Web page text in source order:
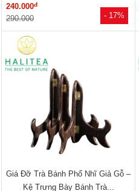
- 17%
240.000đ
290.000
Giá Đỡ Trà Bánh Phổ Nhĩ Giả Gỗ –
Kệ Trưng Bày Bánh Trà...